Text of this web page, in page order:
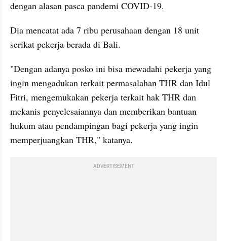
dengan alasan pasca pandemi COVID-19.
Dia mencatat ada 7 ribu perusahaan dengan 18 unit
serikat pekerja berada di Bali.
"Dengan adanya posko ini bisa mewadahi pekerja yang
ingin mengadukan terkait permasalahan THR dan Idul
Fitri, mengemukakan pekerja terkait hak THR dan
mekanis penyelesaiannya dan memberikan bantuan
hukum atau pendampingan bagi pekerja yang ingin
memperjuangkan THR," katanya.
ADVERTISEMENT